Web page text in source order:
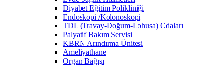
Diyabet Eğitim Polikliniği
Endoskopi /Kolonoskopi
TDL (Travay-Doğum-Lohusa) Odaları
Palyatif Bakım Servisi
KBRN Arındırma Ünitesi
Ameliyathane
Organ Bağışı